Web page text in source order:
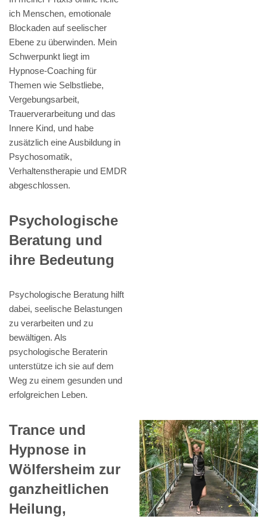
ich Menschen, emotionale
Blockaden auf seelischer
Ebene zu überwinden. Mein
Schwerpunkt liegt im
Hypnose-Coaching für
Themen wie Selbstliebe,
Vergebungsarbeit,
Trauerverarbeitung und das
Innere Kind, und habe
zusätzlich eine Ausbildung in
Psychosomatik,
Verhaltenstherapie und EMDR
abgeschlossen.
Psychologische
Beratung und
ihre Bedeutung
Psychologische Beratung hilft
dabei, seelische Belastungen
zu verarbeiten und zu
bewältigen. Als
psychologische Beraterin
unterstütze ich sie auf dem
Weg zu einem gesunden und
erfolgreichen Leben.
Trance und
Hypnose in
Wölfersheim zur
ganzheitlichen
Heilung,